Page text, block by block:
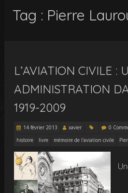
Tag : Pierre
L’AVIATION CIVILE :
ADMINISTRATION
1919-2009
14 février 2013 xavier 0
histoire
livre mémoire de l'aviation civile